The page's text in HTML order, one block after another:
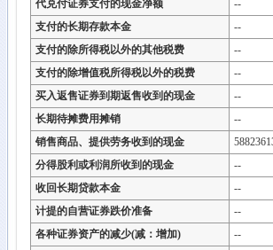
代兑付证券支付的现金净额
--
支付的长期存款本金
--
支付的除所得税以外的其他税费
--
支付的除增值税所得税以外的税费
--
买入返售证券到期返售收到的现金
--
长期待摊费用摊销
--
销售商品、提供劳务收到的现金
分得股利或利润所收到的现金
--
收回长期贷款本金
--
计提的自营证券跌价准备
--
各种证券资产的减少(减：增加)
--